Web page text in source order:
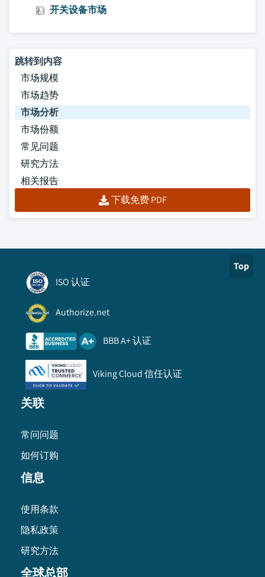
开关设备市场
跳转到内容
市场规模
市场趋势
市场分析
市场份额
常见问题
研究方法
相关报告
下载免费 PDF
Top
ISO 认证
Authorize.net
BBB A+ 认证
Viking Cloud 信任认证
关联
常问问题
如何订购
信息
使用条款
隐私政策
研究方法
全球总部